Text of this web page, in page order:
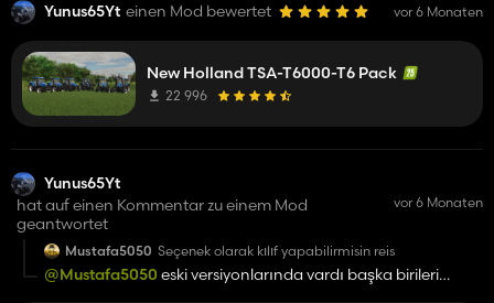
Yunus65Yt einen Mod bewertet vor 6 Monaten
New Holland TSA-T6000-T6 Pack
22 996
Yunus65Yt
hat auf einen Kommentar zu einem Mod
geantwortet
vor 6 Monaten
Mustafa5050 Seçenek olarak kılıf yapabilirmisin reis
@Mustafa5050 eski versiyonlarında vardı başka birileri